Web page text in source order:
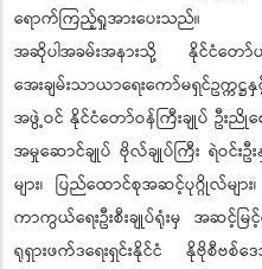
ရောက်ကြည့်ရှုအားပေးသည်။
အဆိုပါအခမ်းအနားသို့ နိုင်ငံတေ
အေးချမ်းသာယာရေးကော်မရှင်ဥက္
အဖွဲ့ဝင် နိုင်ငံတော်ဝန်ကြီးချုပ် ဦးညို
အမှုဆောင်ချုပ် ဗိုလ်ချုပ်ကြီး ရဲဝင်းဦ
များ၊ ပြည်ထောင်စုအဆင့်ပုဂ္ဂိုလ်များ
ကာကွယ်ရေးဦးစီးချုပ်ရုံးမှ အဆင့်မြင့်
ရုရှားဖက်ဒရေးရှင်းနိုင်ငံ နိုဗိုစီဗစ်